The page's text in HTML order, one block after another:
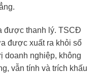
được thanh lý. TSCĐ
được xuất ra khỏi sổ
doanh nghiệp, không
vẫn tính và trích khấu